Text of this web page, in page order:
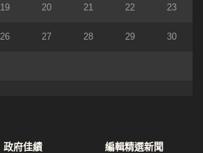
19 20 21 22 23
26 27 28 29 30
政府佳績
編輯精選新聞